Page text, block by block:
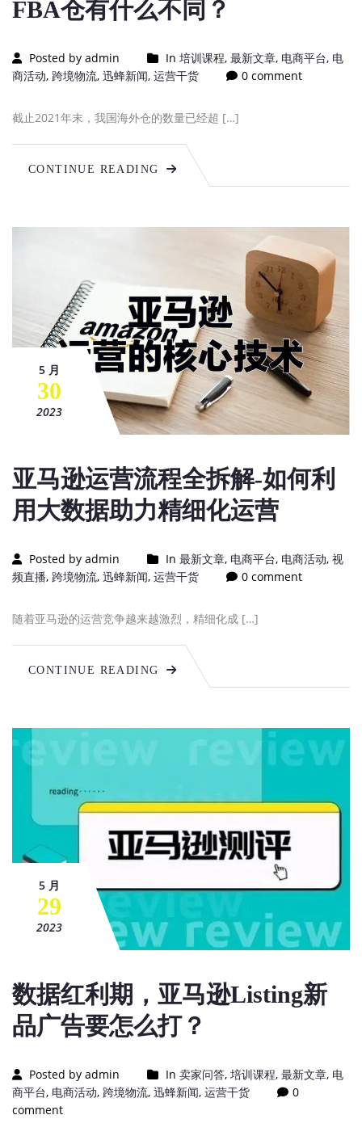
FBA仓有什么不同？
Posted by admin In 培训课程, 最新文章, 电商平台, 电
商活动, 跨境物流, 迅蜂新闻, 运营干货 0 comment
截止2021年末，我国海外仓的数量已经超 […]
CONTINUE READING
5 月
30
2023
亚马逊运营流程全拆解-如何利
用大数据助力精细化运营
Posted by admin In 最新文章, 电商平台, 电商活动, 视
频直播, 跨境物流, 迅蜂新闻, 运营干货 0 comment
随着亚马逊的运营竞争越来越激烈，精细化成 […]
CONTINUE READING
5 月
29
2023
数据红利期，亚马逊Listing新
品广告要怎么打？
Posted by admin In 卖家问答, 培训课程, 最新文章, 电
商平台, 电商活动, 跨境物流, 迅蜂新闻, 运营干货
0
comment